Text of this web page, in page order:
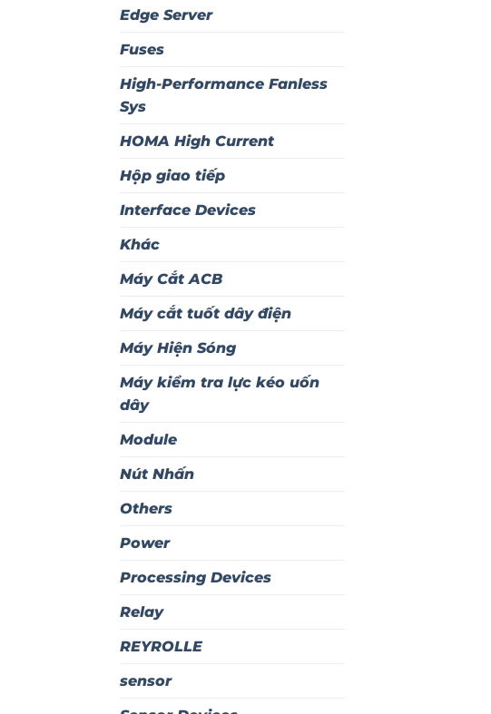
Edge Server
Fuses
High-Performance Fanless
Sys
HOMA High Current
Hộp giao tiếp
Interface Devices
Khác
Máy Cắt ACB
Máy cắt tuốt dây điện
Máy Hiện Sóng
Máy kiểm tra lực kéo uốn
dây
Module
Nút Nhấn
Others
Power
Processing Devices
Relay
REYROLLE
sensor